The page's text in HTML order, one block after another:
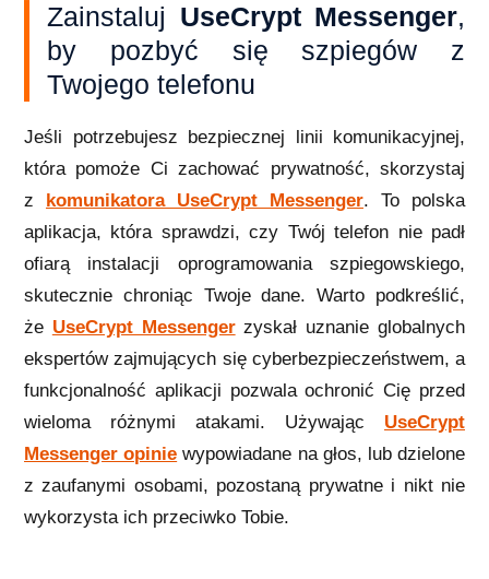
Zainstaluj UseCrypt Messenger,
by pozbyć się szpiegów z
Twojego telefonu
Jeśli potrzebujesz bezpiecznej linii komunikacyjnej,
która pomoże Ci zachować prywatność, skorzystaj
z komunikatora UseCrypt Messenger. To polska
aplikacja, która sprawdzi, czy Twój telefon nie padł
ofiarą instalacji oprogramowania szpiegowskiego,
skutecznie chroniąc Twoje dane. Warto podkreślić,
że UseCrypt Messengerzyskał uznanie globalnych
ekspertów zajmujących się cyberbezpieczeństwem, a
funkcjonalność aplikacji pozwala ochronić Cię przed
wieloma różnymi atakami. Używając UseCrypt
Messenger opinie wypowiadane na głos, lub dzielone
z zaufanymi osobami, pozostaną prywatne i nikt nie
wykorzysta ich przeciwko Tobie.